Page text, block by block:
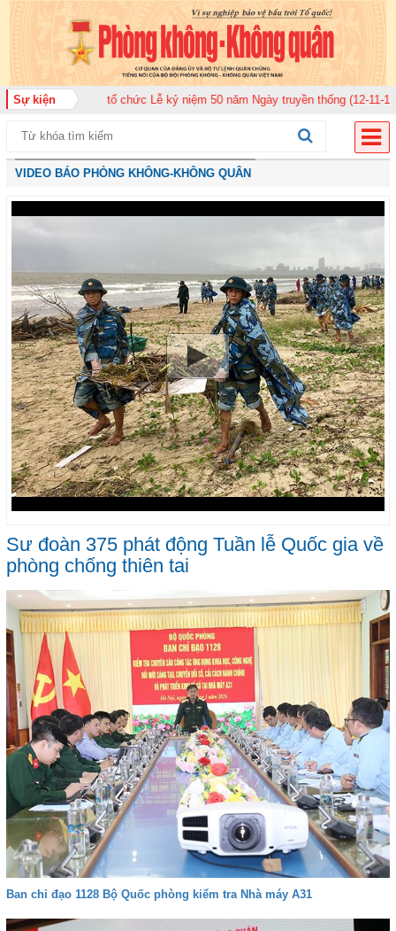
Sự kiện
920 tổ chức Lễ kỷ niệm 50 năm Ngày truyền thống (12-11-1975/12-11-
VIDEO BÁO PHÒNG KHÔNG-KHÔNG QUÂN
Sư đoàn 375 phát động Tuần lễ Quốc gia về
phòng chống thiên tai
Ban chỉ đạo 1128 Bộ Quốc phòng kiểm tra Nhà máy A31